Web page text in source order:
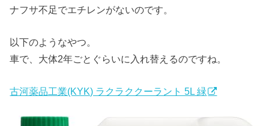
ナフサ不足でエチレンがないのです。
以下のようなやつ。
車で、大体2年ごとぐらいに入れ替えるのですね。
古河薬品工業(KYK) ラクラククーラント 5L 緑